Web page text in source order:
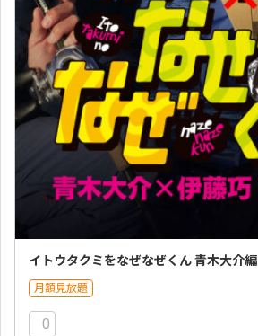
イトウタクミをなぜなぜくん 青木大介編
月額見放題
0